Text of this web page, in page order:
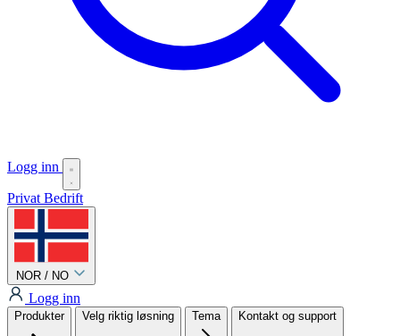
Logg inn
Privat Bedrift
NOR / NO
Logg inn
Produkter Velg riktig løsning Tema Kontakt og support